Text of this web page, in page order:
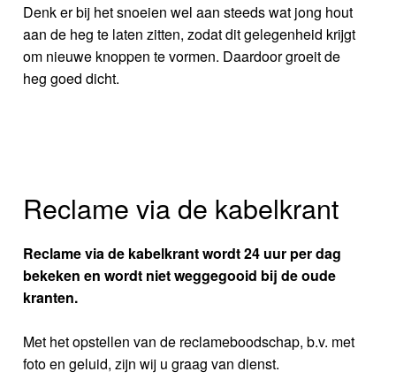
Denk er bij het snoeien wel aan steeds wat jong hout
aan de heg te laten zitten, zodat dit gelegenheid krijgt
om nieuwe knoppen te vormen. Daardoor groeit de
heg goed dicht.
Reclame via de kabelkrant
Reclame via de kabelkrant wordt 24 uur per dag
bekeken en wordt niet weggegooid bij de oude
kranten.
Met het opstellen van de reclameboodschap, b.v. met
foto en geluid, zijn wij u graag van dienst.